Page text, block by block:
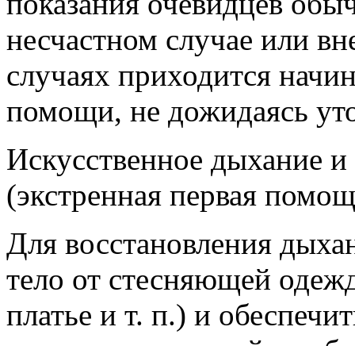
несчастном случае или
случаях приходится
помощи, не дожидаясь
Искусственное дыхание
(экстренная первая
Для восстановления
тело от стесняющей
платье и т. п.) и